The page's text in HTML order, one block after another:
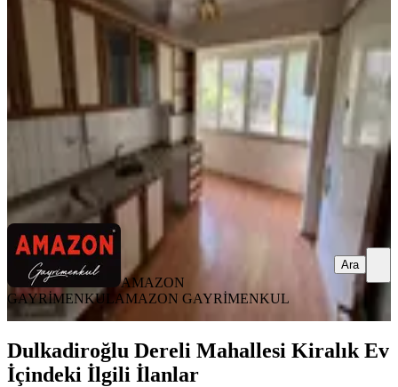
Dulkadiroğlu, Namık Kemal Mahallesi
· 110 m²·2. Kat 20.07.2026
AMAZON GAYRİMENKUL AMAZON GAYRİMENKUL
Ara
AMAZON
GAYRİMENKULAMAZON GAYRİMENKUL
Ara
Dulkadiroğlu Dereli Mahallesi Kiralık Ev
İçindeki İlgili İlanlar